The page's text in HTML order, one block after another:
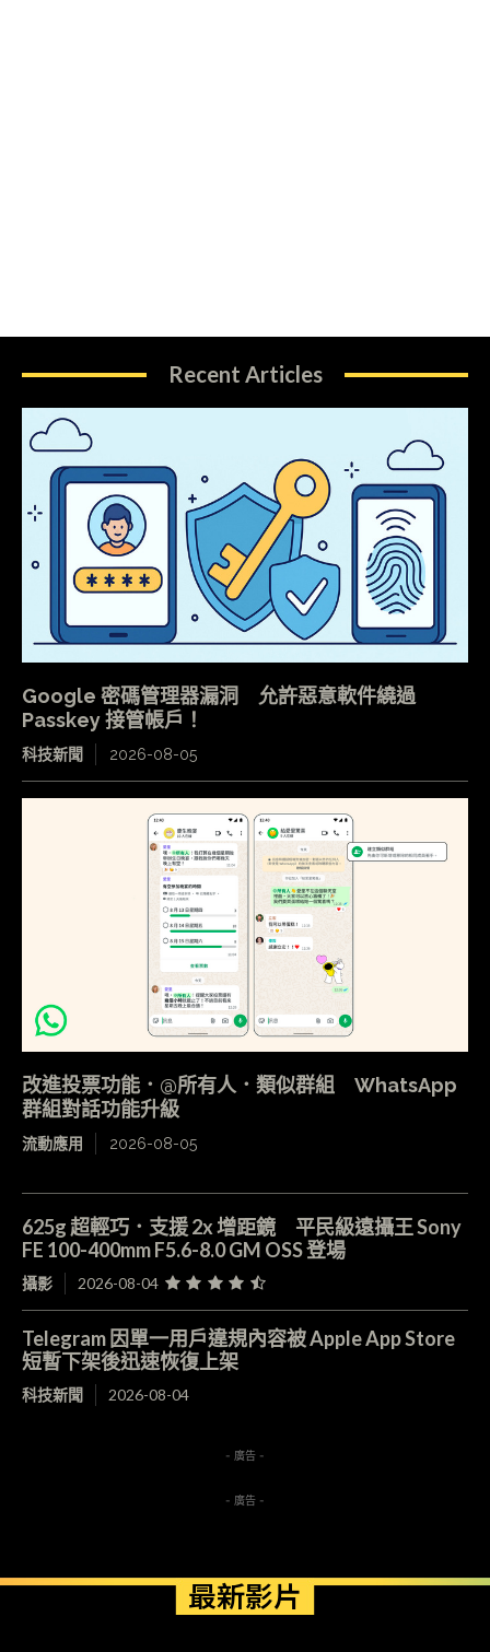
Recent Articles
Google 密碼管理器漏洞 允許惡意軟件繞過
Passkey 接管帳戶！
科技新聞 2026-08-05
改進投票功能．@所有人．類似群組 WhatsApp
群組對話功能升級
流動應用 2026-08-05
625g 超輕巧．支援 2x 增距鏡 平民級遠攝王 Sony
FE 100-400mm F5.6-8.0 GM OSS 登場
攝影 2026-08-04
Telegram 因單一用戶違規內容被 Apple App Store
短暫下架後迅速恢復上架
科技新聞 2026-08-04
- 廣告 -
- 廣告 -
最新影片